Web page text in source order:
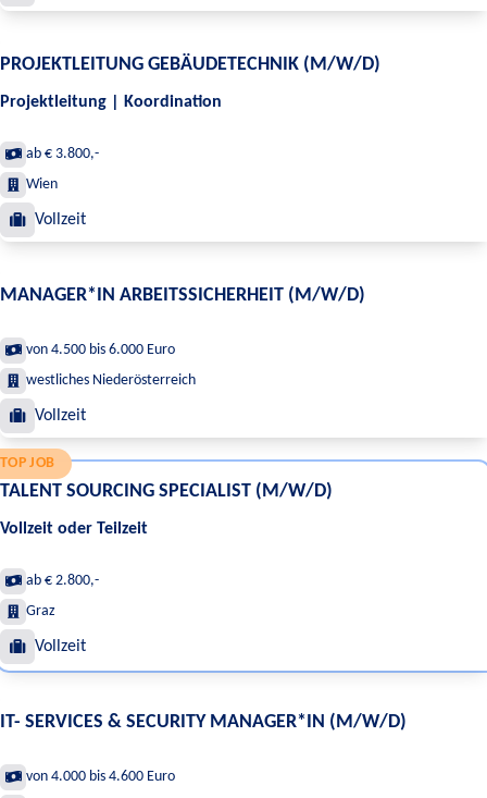
PROJEKTLEITUNG GEBÄUDETECHNIK (M/W/D)
Projektleitung | Koordination
ab € 3.800,-
Wien
Vollzeit
MANAGER*IN ARBEITSSICHERHEIT (M/W/D)
von 4.500 bis 6.000 Euro
westliches Niederösterreich
Vollzeit
TOP JOB
TALENT SOURCING SPECIALIST (M/W/D)
Vollzeit oder Teilzeit
ab € 2.800,-
Graz
Vollzeit
IT- SERVICES & SECURITY MANAGER*IN (M/W/D)
von 4.000 bis 4.600 Euro